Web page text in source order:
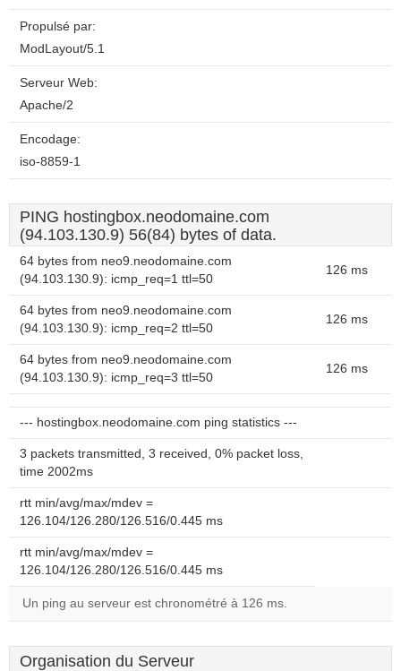
Propulsé par:
ModLayout/5.1
Serveur Web:
Apache/2
Encodage:
iso-8859-1
PING hostingbox.neodomaine.com
(94.103.130.9) 56(84) bytes of data.
64 bytes from neo9.neodomaine.com
(94.103.130.9): icmp_req=1 ttl=50
126 ms
64 bytes from neo9.neodomaine.com
(94.103.130.9): icmp_req=2 ttl=50
126 ms
64 bytes from neo9.neodomaine.com
(94.103.130.9): icmp_req=3 ttl=50
126 ms
--- hostingbox.neodomaine.com ping statistics ---
3 packets transmitted, 3 received, 0% packet loss,
time 2002ms
rtt min/avg/max/mdev =
126.104/126.280/126.516/0.445 ms
rtt min/avg/max/mdev =
126.104/126.280/126.516/0.445 ms
Un ping au serveur est chronométré à 126 ms.
Organisation du Serveur